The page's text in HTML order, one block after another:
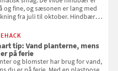
og fine, og sæsonen er lang med
fra juli til oktober. Hindbær
bruge dine hindbær i alt fra
og salater til is og syltning.
tip: Vand planterne, mens
på ferie
og blomster har brug for vand,